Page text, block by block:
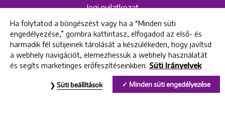
Jogi nyilatkozat
Hangrögzítéshez kapcsolódó adatvédelmi
szabályzat és tájékoztató
Uniklinik Fogászati és Implantációs Központ
Ha folytatod a böngészést vagy ha a “Minden süti
engedélyezése,” gombra kattintasz, elfogadod az első- és
harmadik fél sütijeinek tárolását a készülékeden, hogy javítsd
a webhely navigációt, elemezhessük a webhely használatát
és segíts marketinges erőfeszítéseinkben. Süti Irányelvek
Minden süti engedélyezése
Süti beállítások